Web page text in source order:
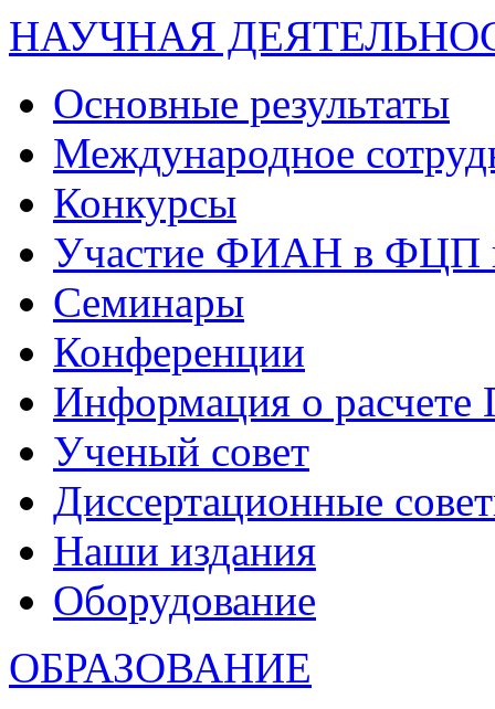
НАУЧНАЯ
Основные результаты
Международное
Конкурсы
Участие ФИАН в ФЦП
Семинары
Конференции
Информация о
Ученый совет
Диссертационные
Наши издания
Оборудование
ОБРАЗОВАНИЕ